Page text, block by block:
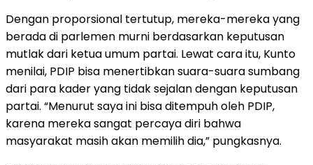
Dengan proporsional tertutup, mereka-mereka yang
berada di parlemen murni berdasarkan keputusan
mutlak dari ketua umum partai. Lewat cara itu, Kunto
menilai, PDIP bisa menertibkan suara-suara sumbang
dari para kader yang tidak sejalan dengan keputusan
partai. “Menurut saya ini bisa ditempuh oleh PDIP,
karena mereka sangat percaya diri bahwa
masyarakat masih akan memilih dia,” pungkasnya.